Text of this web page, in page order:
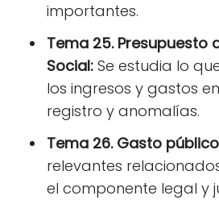
importantes.
Tema 25. Presupuesto
Social: Se estudia lo
los ingresos y gastos
registro y anomalías.
Tema 26. Gasto
relevantes
el componente legal y